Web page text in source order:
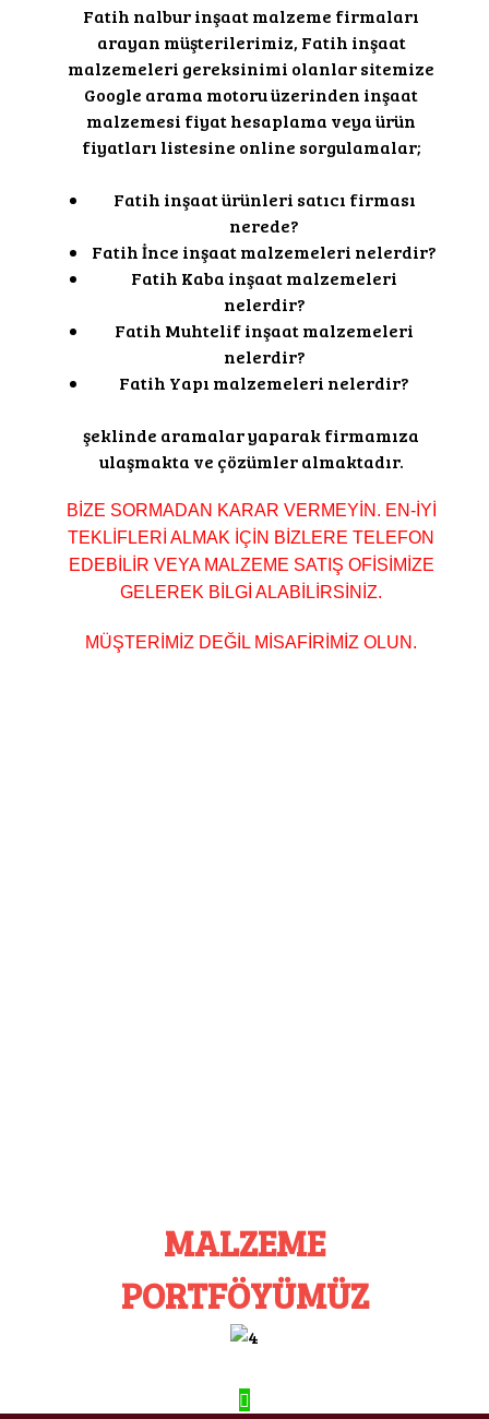
Fatih nalbur inşaat malzeme firmaları
arayan müşterilerimiz, Fatih inşaat
malzemeleri gereksinimi olanlar sitemize
Google arama motoru üzerinden inşaat
malzemesi fiyat hesaplama veya ürün
fiyatları listesine online sorgulamalar;
Fatih inşaat ürünleri satıcı firması
nerede?
Fatih İnce inşaat malzemeleri nelerdir?
Fatih Kaba inşaat malzemeleri
nelerdir?
Fatih Muhtelif inşaat malzemeleri
nelerdir?
Fatih Yapı malzemeleri nelerdir?
şeklinde aramalar yaparak firmamıza
ulaşmakta ve çözümler almaktadır.
BİZE SORMADAN KARAR VERMEYİN. EN-İYİ
TEKLİFLERİ ALMAK İÇİN BİZLERE TELEFON
EDEBİLİR VEYA MALZEME SATIŞ OFİSİMİZE
GELEREK BİLGİ ALABİLİRSİNİZ.
MÜŞTERİMİZ DEĞİL MİSAFİRİMİZ OLUN.
MALZEME
PORTFÖYÜMÜZ